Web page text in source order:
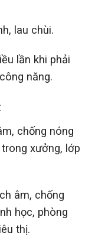
lau chùi.
lần khi phải
năng.
chống nóng
xưởng, lớp
âm, chống
học, phòng
thị.